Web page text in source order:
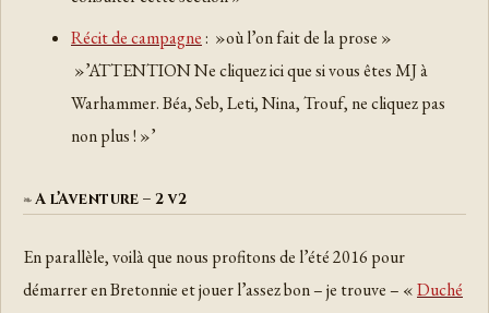
Récit de campagne: »où l’on fait de la prose »
»’ATTENTION Ne cliquez ici que si vous êtes MJ à
Warhammer. Béa, Seb, Leti, Nina, Trouf, ne cliquez pas
non plus ! »’
A l’Aventure – 2 v2
En parallèle, voilà que nous profitons de l’été 2016 pour
démarrer en Bretonnie et jouer l’assez bon – je trouve – «Duché